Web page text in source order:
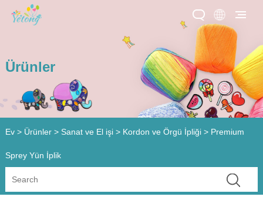
Ürünler
Ev > Ürünler> Sanat ve El işi> Kordon ve Örgü İpliği> Premium
Sprey Yün İplik